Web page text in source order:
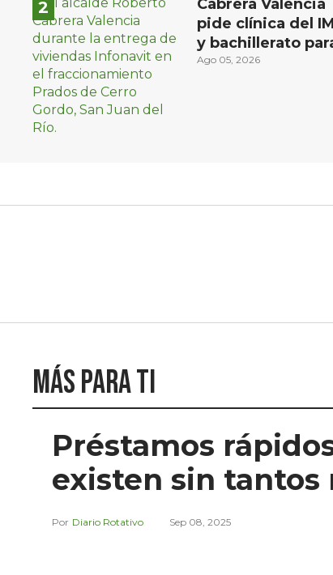
Cabrera Valencia
pide clínica del
y bachillerato
zona oriente de
Ago 05, 2026
Más para ti
Préstamos
existen sin tantos
Diario Rotativo Sep 08, 2025